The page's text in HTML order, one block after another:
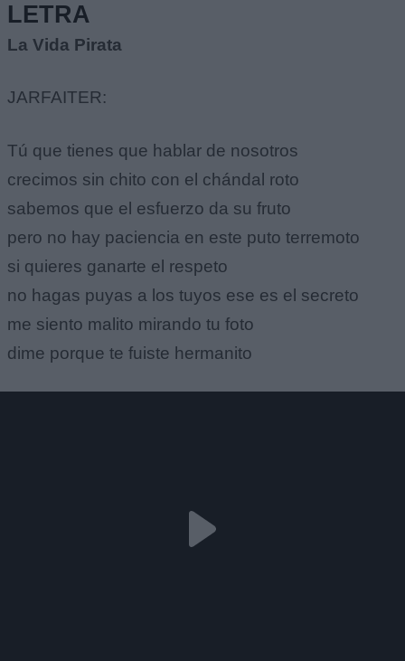
LETRA
La Vida Pirata
JARFAITER:
Tú que tienes que hablar de nosotros
crecimos sin chito con el chándal roto
sabemos que el esfuerzo da su fruto
pero no hay paciencia en este puto terremoto
si quieres ganarte el respeto
no hagas puyas a los tuyos ese es el secreto
me siento malito mirando tu foto
dime porque te fuiste hermanito